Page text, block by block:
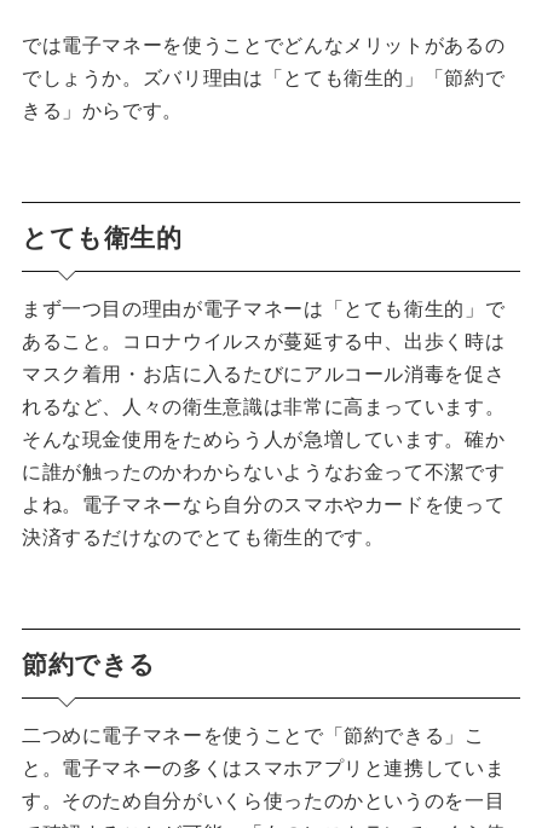
では電子マネーを使うことでどんなメリットがあるの
でしょうか。ズバリ理由は「とても衛生的」「節約で
きる」からです。
とても衛生的
まず一つ目の理由が電子マネーは「とても衛生的」で
あること。コロナウイルスが蔓延する中、出歩く時は
マスク着用・お店に入るたびにアルコール消毒を促さ
れるなど、人々の衛生意識は非常に高まっています。
そんな現金使用をためらう人が急増しています。確か
に誰が触ったのかわからないようなお金って不潔です
よね。電子マネーなら自分のスマホやカードを使って
決済するだけなのでとても衛生的です。
節約できる
二つめに電子マネーを使うことで「節約できる」こ
と。電子マネーの多くはスマホアプリと連携していま
す。そのため自分がいくら使ったのかというのを一目